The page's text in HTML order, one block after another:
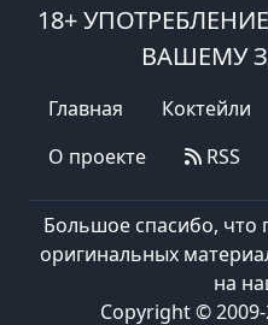
18+
ВАШЕМУ
Главная Коктейли
О проекте
RSS
Большое спасибо,
оригинальных
на
Copyright © 2009-